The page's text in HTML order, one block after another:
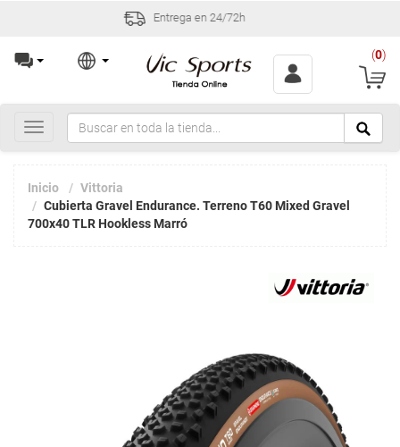
Incidencias y devoluciones en 30 días
(0)
Toggle
navigation
Inicio
Vittoria
Cubierta Gravel Endurance. Terreno T60 Mixed Gravel
700x40 TLR Hookless Marró